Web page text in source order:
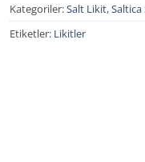
Kategoriler:Salt Likit,
Etiketler: Likitler